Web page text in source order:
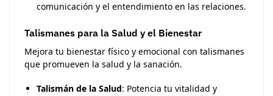
comunicación y el entendimiento en las relaciones.
Talismanes para la Salud y el Bienestar
Mejora tu bienestar físico y emocional con talismanes
que promueven la salud y la sanación.
Talismán de la Salud: Potencia tu vitalidad y